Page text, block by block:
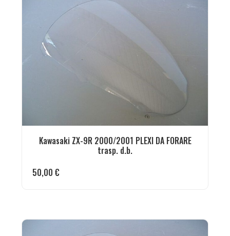
Kawasaki ZX-9R 2000/2001 PLEXI DA FORARE
trasp. d.b.
50,00 €